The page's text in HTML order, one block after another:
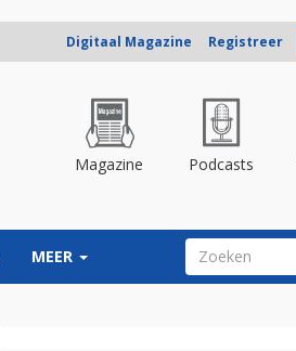
Digitaal Magazine Registreer
Magazine Podcasts
MEER ZOEKVELD